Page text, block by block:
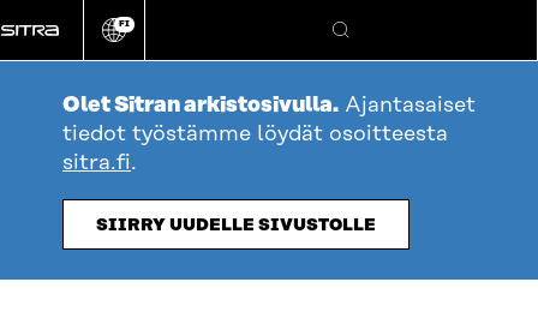
suoraan
sisältöön
Vaihda
kieli
FI
Hae
Olet Sitran arkistosivulla. Ajantasaiset
tiedot työstämme löydät osoitteesta
sitra.fi.
SIIRRY UUDELLE SIVUSTOLLE